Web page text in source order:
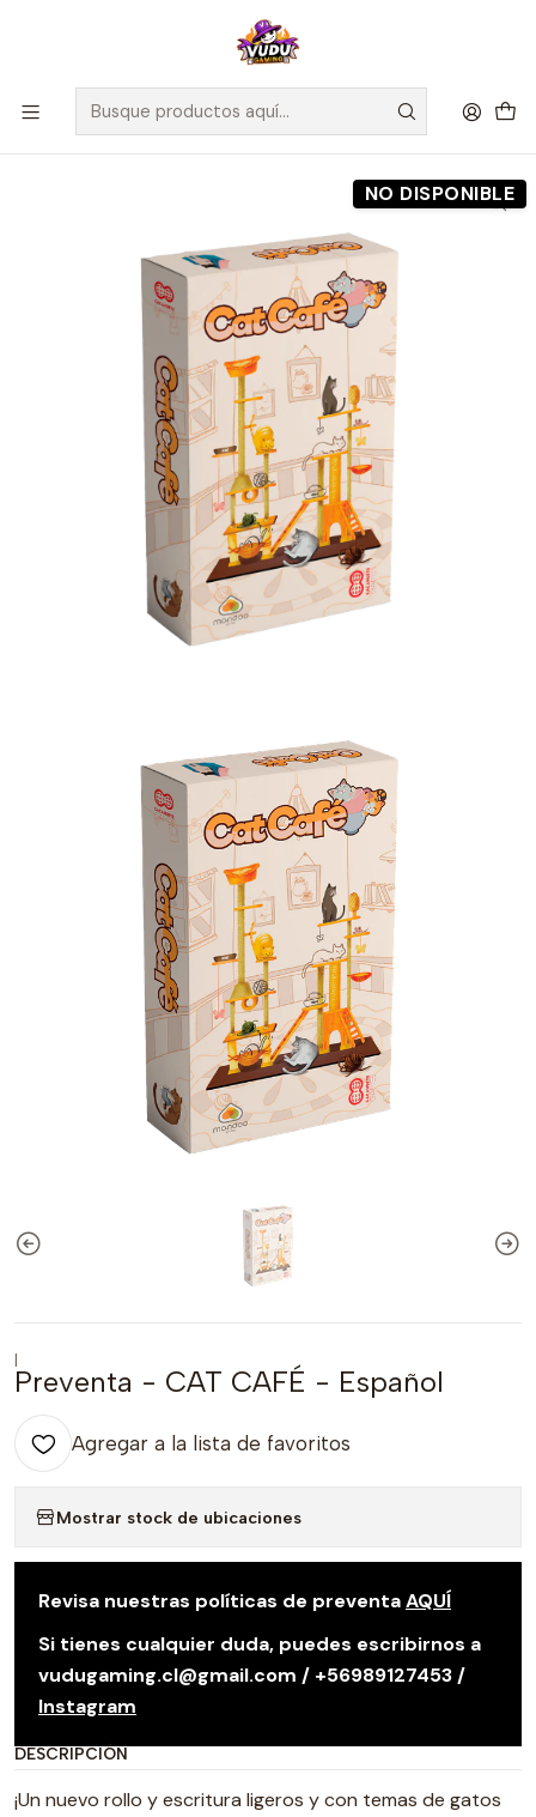
🚀 ¡Despachamos a todo Chile! Envío GRATIS a Regiones sobre
$100.000 y a RM sobre $35.000
Inicio Preventas Maldito Games
Preventa - CAT CAFÉ - Español
NO DISPONIBLE
|
Preventa - CAT CAFÉ - Español
Agregar a la lista de favoritos
Mostrar stock de ubicaciones
Revisa nuestras políticas de preventaAQUÍ
Si tienes cualquier duda, puedes escribirnos a
vudugaming.cl@gmail.com / +56989127453 /
Instagram
DESCRIPCIÓN
¡Un nuevo rollo y escritura ligeros y con temas de gatos